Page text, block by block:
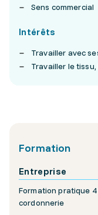
Sens commercial
Intérêts
Travailler avec
Travailler le
Formation
Entreprise
Formation pratique
cordonnerie